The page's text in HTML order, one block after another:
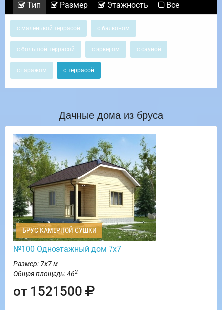
Тип Размер Этажность Все
с маленькой террасой с балконом
с большой террасой с эркером с сауной
с гаражом с террасой
Дачные дома из бруса
БРУС КАМЕРНОЙ СУШКИ
№100 Одноэтажный дом 7х7
Размер: 7х7 м
Общая площадь: 462
от 1521500